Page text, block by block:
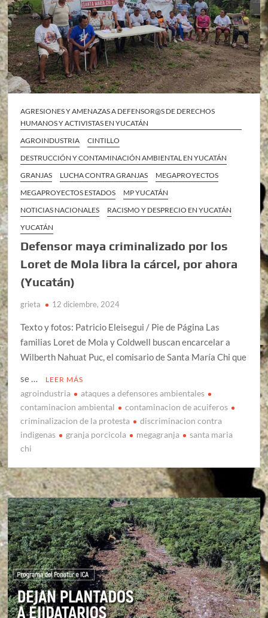
AGRESIONES Y AMENAZAS A DEFENSOR@S DE DERECHOS
HUMANOS Y ACTIVISTAS EN YUCATÁN
AGROINDUSTRIA
CINTILLO
DESTRUCCIÓN Y CONTAMINACIÓN AMBIENTAL EN YUCATÁN
GRANJAS
LUCHA CONTRA GRANJAS
MEGAPROYECTOS
MEGAPROYECTOS ESTADOS
MP YUCATÁN
NOTICIAS NACIONALES
RACISMO Y DESPRECIO EN YUCATÁN
YUCATÁN
Defensor maya criminalizado por los
Loret de Mola libra la cárcel, por ahora
(Yucatán)
grieta 12 diciembre, 2024
Texto y fotos: Patricio Eleisegui / Pie de Página Las
familias Loret de Mola y Coldwell buscan encarcelar a
Wilberth Nahuat Puc, el comisario de Santa María Chi que
se …
LEER MÁS
agroindustria
ataques a defensores ambientales
contaminacion ambiental
contaminacion de acuiferos
criminalizacion de la protesta
discriminacion contra
indigenas
granja porcicola megagranja
santa maria
chi